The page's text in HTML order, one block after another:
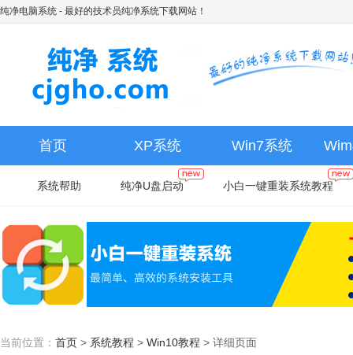
纯净电脑系统 - 最好的技术员纯净系统下载网站！
首页 XP系统 Win7系统
系统帮助 纯净U盘启动 小白一键重装系统教程
当前位置： 首页 > 系统教程 > Win10教程 > 详细页面